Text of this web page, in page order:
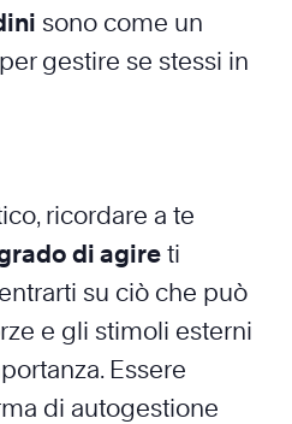
sono come un
per gestire se stessi in
ricordare a te
di agire ti
su ciò che può
e gli stimoli esterni
Essere
di autogestione